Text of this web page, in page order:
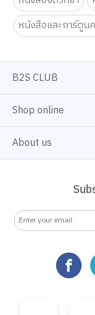
หนังสือและการ์ตูน
B2S CLUB
Shop online
About us